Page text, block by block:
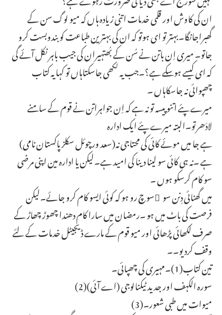
ان کی کاوش اور قلمی خدمات اتنی زیادہ ہاں کہ میو لوگ سن کے
گھبراجانگا۔بہتر تو ای ہوتو کہ ان کی بہترین طباعت کو بندوبست کرو
جاتو۔ میری اِن باتن نے سُن کے بُھتہیران کی جیب باہر نکل آئے گی
کہ ای کیسے ہوسکے ہے؟۔جب یہ لکھی جاسکتاہاں تو کہا یہ کتاب
چھپوائی نہ جاسکاہاں ۔
میرے پئے اتنو پیسہ تو نہ ہے کہ اِن جواہراتن نے قوم کے سامنے
لادَھرتو۔البتہ میرے پئے ایک ادارہ
(سعد ورچوئل سکلز پاکستان نامی)ہے جا میں موئے کائی کی محتاجی نہ
ہے ۔نہ ہی کائی سو لینا دینا کی امید ہے۔لیکن یا ادارہ مین اپنی مرضی
سو کام کرسکو ہوں ۔
میں گھنائی دِنن سو ُسوچ رو ہو کہ کوئی ایسو کام کرو جائے۔لیکن
فرصت کی باٹ میں ہو ۔رمضان میں سارا کام دھندا چھوڑ چھاڑ کے
صرف لکھائی پڑھائی اور میو قوم کے مارے ڈیجیٹل خدمات کے لئے
وقف کردیو۔۔
تین کتاب(1)۔مہیری کی چھپائی۔
(2)سورہ الکہف اور جدید ٹیکنالوجی (اے آئی)
(3)میوات میں طبی شعور۔